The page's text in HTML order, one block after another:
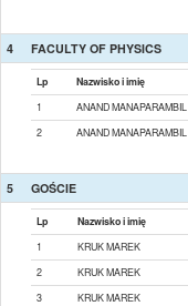
4 FACULTY OF PHYSICS
Lp Nazwisko i imię
1
ANAND MANAPARAMBIL
2
ANAND MANAPARAMBIL
5 GOŚCIE
Lp Nazwisko i imię
1
KRUK MAREK
2
KRUK MAREK
3
KRUK MAREK